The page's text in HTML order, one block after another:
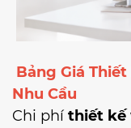
Bảng Giá
Nhu Cầu
Chi phí thiết kế